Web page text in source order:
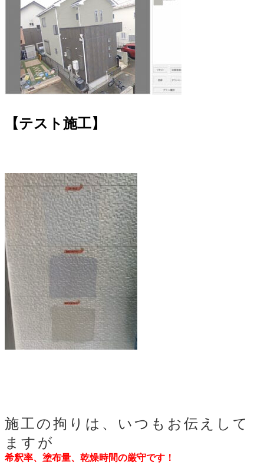
【テスト施工】
施工の拘りは、いつもお伝えして
ますが
希釈率、塗布量、乾燥時間の厳守です！